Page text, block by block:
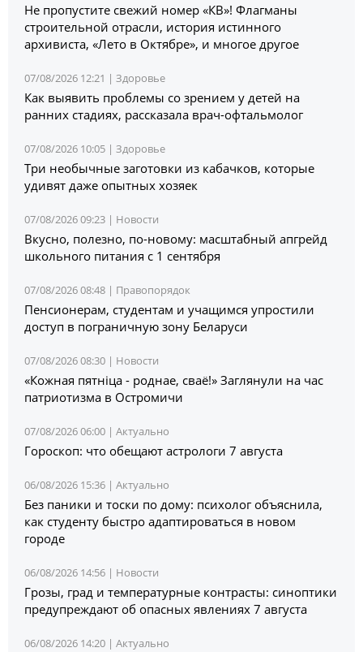
Не пропустите свежий номер «КВ»! Флагманы
строительной отрасли, история истинного
архивиста, «Лето в Октябре», и многое другое
07/08/2026 12:21 | Здоровье
Как выявить проблемы со зрением у детей на
ранних стадиях, рассказала врач-офтальмолог
07/08/2026 10:05 | Здоровье
Три необычные заготовки из кабачков, которые
удивят даже опытных хозяек
07/08/2026 09:23 | Новости
Вкусно, полезно, по-новому: масштабный апгрейд
школьного питания с 1 сентября
07/08/2026 08:48 | Правопорядок
Пенсионерам, студентам и учащимся упростили
доступ в пограничную зону Беларуси
07/08/2026 08:30 | Новости
«Кожная пятніца - роднае, сваё!» Заглянули на час
патриотизма в Остромичи
07/08/2026 06:00 | Актуально
Гороскоп: что обещают астрологи 7 августа
06/08/2026 15:36 | Актуально
Без паники и тоски по дому: психолог объяснила,
как студенту быстро адаптироваться в новом
городе
06/08/2026 14:56 | Новости
Грозы, град и температурные контрасты: синоптики
предупреждают об опасных явлениях 7 августа
06/08/2026 14:20 | Актуально